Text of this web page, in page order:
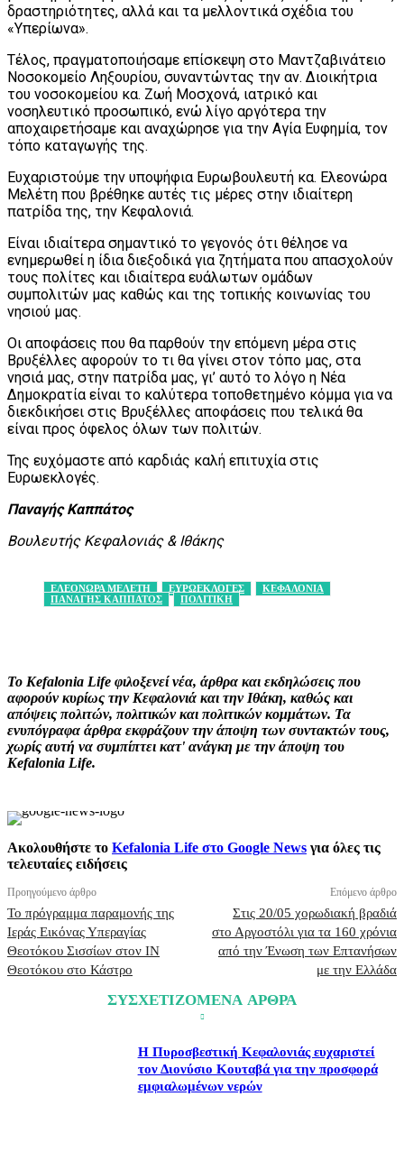
δραστηριότητες, αλλά και τα μελλοντικά σχέδια του
«Υπερίωνα».
Τέλος, πραγματοποιήσαμε επίσκεψη στο Μαντζαβινάτειο
Νοσοκομείο Ληξουρίου, συναντώντας την αν. Διοικήτρια
του νοσοκομείου κα. Ζωή Μοσχονά, ιατρικό και
νοσηλευτικό προσωπικό, ενώ λίγο αργότερα την
αποχαιρετήσαμε και αναχώρησε για την Αγία Ευφημία, τον
τόπο καταγωγής της.
Ευχαριστούμε την υποψήφια Ευρωβουλευτή κα. Ελεονώρα
Μελέτη που βρέθηκε αυτές τις μέρες στην ιδιαίτερη
πατρίδα της, την Κεφαλονιά.
Είναι ιδιαίτερα σημαντικό το γεγονός ότι θέλησε να
ενημερωθεί η ίδια διεξοδικά για ζητήματα που απασχολούν
τους πολίτες και ιδιαίτερα ευάλωτων ομάδων
συμπολιτών μας καθώς και της τοπικής κοινωνίας του
νησιού μας.
Οι αποφάσεις που θα παρθούν την επόμενη μέρα στις
Βρυξέλλες αφορούν το τι θα γίνει στον τόπο μας, στα
νησιά μας, στην πατρίδα μας, γι’ αυτό το λόγο η Νέα
Δημοκρατία είναι το καλύτερα τοποθετημένο κόμμα για να
διεκδικήσει στις Βρυξέλλες αποφάσεις που τελικά θα
είναι προς όφελος όλων των πολιτών.
Της ευχόμαστε από καρδιάς καλή επιτυχία στις
Ευρωεκλογές.
Παναγής Καππάτος
Βουλευτής Κεφαλονιάς & Ιθάκης
ΕΛΕΟΝΩΡΑ ΜΕΛΕΤΗ ΕΥΡΩΕΚΛΟΓΕΣ
ΚΕΦΑΛΟΝΙΑ
ΠΑΝΑΓΗΣ ΚΑΠΠΑΤΟΣ
ΠΟΛΙΤΙΚΗ
Το Kefalonia Life φιλοξενεί νέα, άρθρα και εκδηλώσεις που
αφορούν κυρίως την Κεφαλονιά και την Ιθάκη, καθώς και
απόψεις πολιτών, πολιτικών και πολιτικών κομμάτων. Τα
ενυπόγραφα άρθρα εκφράζουν την άποψη των συντακτών τους,
χωρίς αυτή να συμπίπτει κατ' ανάγκη με την άποψη του
Kefalonia Life.
Ακολουθήστε το Kefalonia Life στο Google News για όλες τις
τελευταίες ειδήσεις
Προηγούμενο άρθρο
Το πρόγραμμα παραμονής της
Ιεράς Εικόνας Υπεραγίας
Θεοτόκου Σισσίων στον ΙΝ
Θεοτόκου στο Κάστρο
Επόμενο άρθρο
Στις 20/05 χορωδιακή βραδιά
στο Αργοστόλι για τα 160 χρόνια
από την Ένωση των Επτανήσων
με την Ελλάδα
ΣΥΣΧΕΤΙΖΟΜΕΝΑ ΑΡΘΡΑ
Η Πυροσβεστική Κεφαλονιάς ευχαριστεί
τον Διονύσιο Κουταβά για την προσφορά
εμφιαλωμένων νερών